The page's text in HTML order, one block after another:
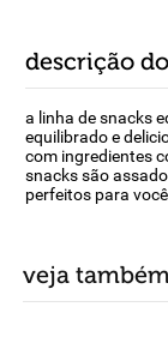
descrição
a linha de snacks
equilibrado e
com ingredientes
snacks são
perfeitos para
veja